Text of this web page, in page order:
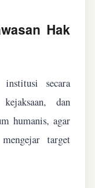
Hak
institusi secara
dan
humanis, agar
target